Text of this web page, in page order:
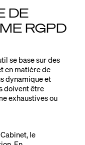
DE
RGPD
se base sur des
en matière de
dynamique et
doivent être
exhaustives ou
le